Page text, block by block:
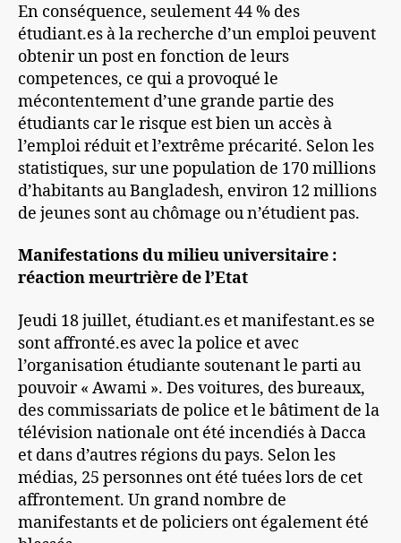
En conséquence, seulement 44 % des
étudiant.es à la recherche d’un emploi peuvent
obtenir un post en fonction de leurs
competences, ce qui a provoqué le
mécontentement d’une grande partie des
étudiants car le risque est bien un accès à
l’emploi réduit et l’extrême précarité. Selon les
statistiques, sur une population de 170 millions
d’habitants au Bangladesh, environ 12 millions
de jeunes sont au chômage ou n’étudient pas.
Manifestations du milieu universitaire :
réaction meurtrière de l’Etat
Jeudi 18 juillet, étudiant.es et manifestant.es se
sont affronté.es avec la police et avec
l’organisation étudiante soutenant le parti au
pouvoir « Awami ». Des voitures, des bureaux,
des commissariats de police et le bâtiment de la
télévision nationale ont été incendiés à Dacca
et dans d’autres régions du pays. Selon les
médias, 25 personnes ont été tuées lors de cet
affrontement. Un grand nombre de
manifestants et de policiers ont également été